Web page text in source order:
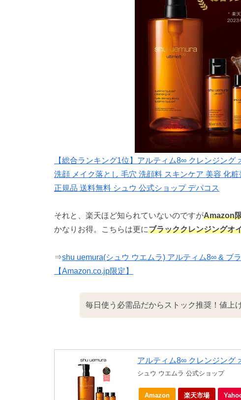
【総合ランキング1位】アルティム8∞ クレンジン
洗顔 メイク落とし 毛穴 洗顔料 スキンケア 美容 化
正規品 送料無料 シュウ 公式ショップ デパコス
それと、楽天ほど知られていないのですがAmazon
かなりお得。こちらは更にブラッククレンジングオ
⇒shu uemura(シュウ ウエムラ) アルティム8∞ & ブ
【Amazon.co.jp限定】
毎日使う必需品だからストック推奨！値上
アルティム8∞ クレンジング
シュウ ウエムラ 公式ショップ
Amazon 楽天市場